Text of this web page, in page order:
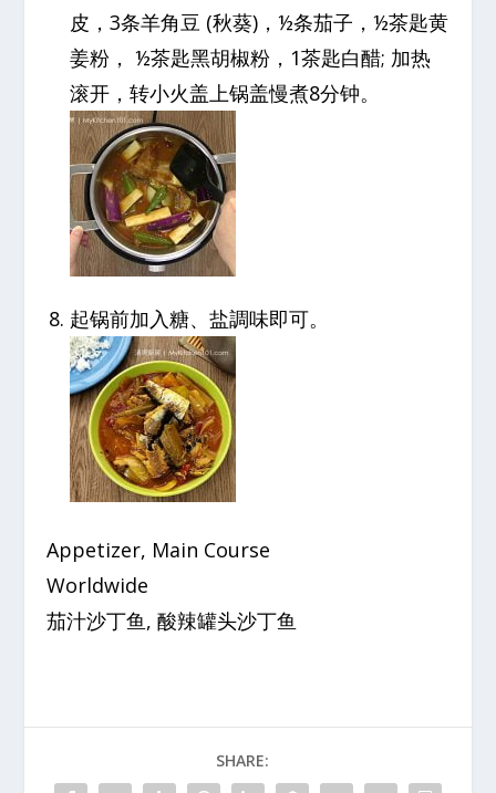
皮，3条羊角豆 (秋葵)，½条茄子，½茶匙黄
姜粉， ½茶匙黑胡椒粉，1茶匙白醋; 加热
滚开，转小火盖上锅盖慢煮8分钟。
起锅前加入糖、盐調味即可。
Appetizer, Main Course
Worldwide
茄汁沙丁鱼, 酸辣罐头沙丁鱼
SHARE: